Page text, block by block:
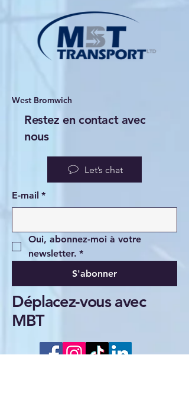
West Bromwich
Restez en contact avec
nous
Let’s chat
E-mail *
Oui, abonnez-moi à votre
newsletter. *
S'abonner
Déplacez-vous avec
MBT